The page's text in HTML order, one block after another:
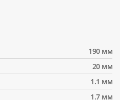
190 мм
20 мм
1.1 мм
1.7 мм